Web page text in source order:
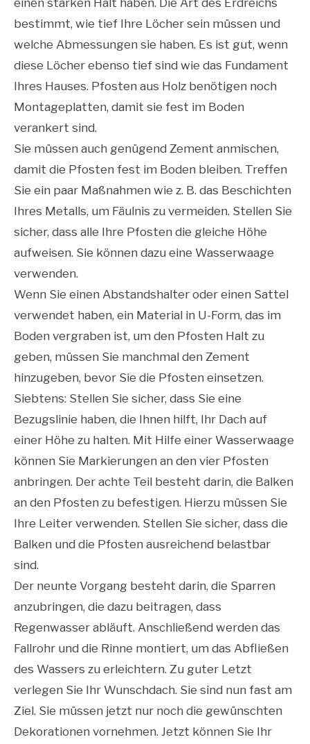
bestimmt, wie tief Ihre Löcher sein müssen und
welche Abmessungen sie haben. Es ist gut, wenn
diese Löcher ebenso tief sind wie das Fundament
Ihres Hauses. Pfosten aus Holz benötigen noch
Montageplatten, damit sie fest im Boden
verankert sind.
Sie müssen auch genügend Zement anmischen,
damit die Pfosten fest im Boden bleiben. Treffen
Sie ein paar Maßnahmen wie z. B. das Beschichten
Ihres Metalls, um Fäulnis zu vermeiden. Stellen Sie
sicher, dass alle Ihre Pfosten die gleiche Höhe
aufweisen. Sie können dazu eine Wasserwaage
verwenden.
Wenn Sie einen Abstandshalter oder einen Sattel
verwendet haben, ein Material in U-Form, das im
Boden vergraben ist, um den Pfosten Halt zu
geben, müssen Sie manchmal den Zement
hinzugeben, bevor Sie die Pfosten einsetzen.
Siebtens: Stellen Sie sicher, dass Sie eine
Bezugslinie haben, die Ihnen hilft, Ihr Dach auf
einer Höhe zu halten. Mit Hilfe einer Wasserwaage
können Sie Markierungen an den vier Pfosten
anbringen. Der achte Teil besteht darin, die Balken
an den Pfosten zu befestigen. Hierzu müssen Sie
Ihre Leiter verwenden. Stellen Sie sicher, dass die
Balken und die Pfosten ausreichend belastbar
sind.
Der neunte Vorgang besteht darin, die Sparren
anzubringen, die dazu beitragen, dass
Regenwasser abläuft. Anschließend werden das
Fallrohr und die Rinne montiert, um das Abfließen
des Wassers zu erleichtern. Zu guter Letzt
verlegen Sie Ihr Wunschdach. Sie sind nun fast am
Ziel. Sie müssen jetzt nur noch die gewünschten
Dekorationen vornehmen. Jetzt können Sie Ihr